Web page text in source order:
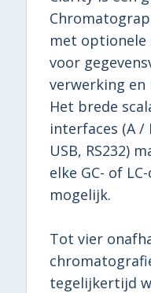
met optionele
voor
verwerking
Het brede
interfaces (A /
USB, RS232)
elke GC- of
mogelijk.
Tot vier
tegelijkertijd